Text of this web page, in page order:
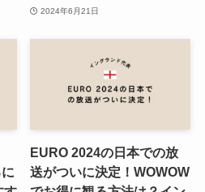
2024年6月21日
EURO 2024の日本での放
送がついに決定！WOWOW